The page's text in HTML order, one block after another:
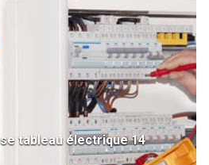
tableau électrique 14